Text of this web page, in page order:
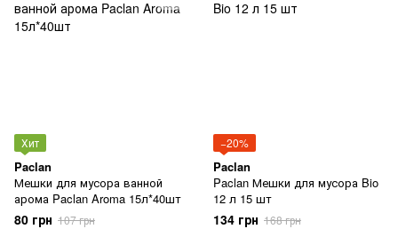
Хит
Paclan
Мешки для мусора ванной
арома Paclan Aroma 15л*40шт
80 грн 107 грн
−20%
Paclan
Paclan Мешки для мусора Bio
12 л 15 шт
134 грн 168 грн